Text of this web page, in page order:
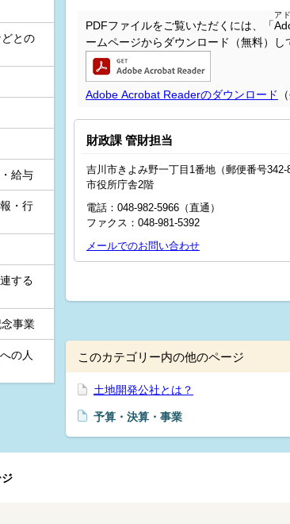
との
給与
・行
する
事業
の人
PDFファイルをご覧いただくには、「
ア
ームページからダウンロード（無料）し
Adobe Acrobat Readerのダウンロード
財政課 管財担当
吉川市きよみ野一丁目1番地（郵便番号342-
市役所庁舎2階
電話：048‐982‐5966（直通）
ファクス：048-981-5392
メールでのお問い合わせ
このカテゴリー内の他のページ
土地開発公社とは？
予算・決算・事業